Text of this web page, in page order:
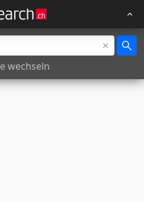
wechseln